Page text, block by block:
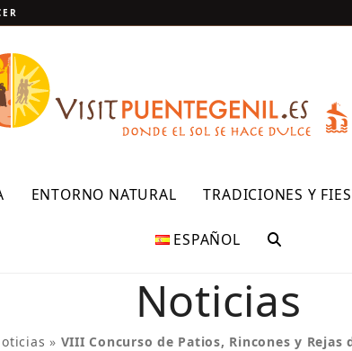
ENTORNO NATURAL TRADICIONES Y
ESPAÑOL
Noticias
» VIII Concurso de Patios, Rincones y Rejas